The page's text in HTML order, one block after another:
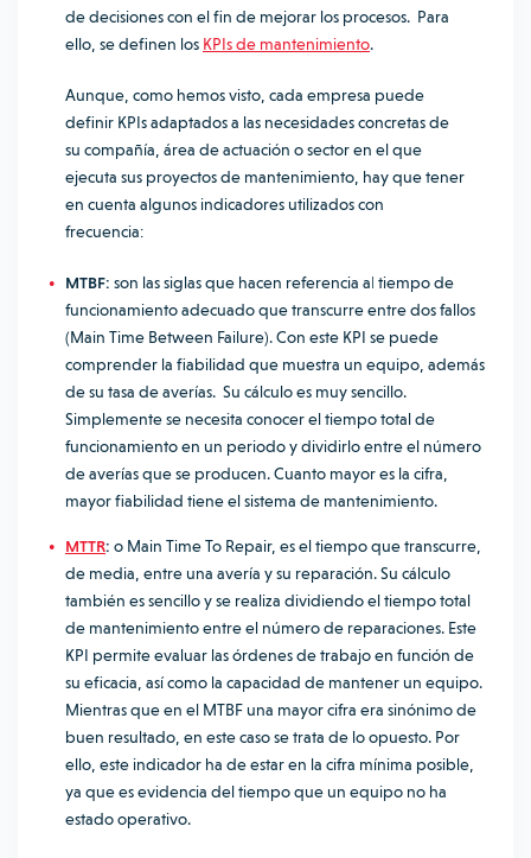
de decisiones con el fin de mejorar los procesos. Para
ello, se definen los KPIs de mantenimiento.
Aunque, como hemos visto, cada empresa puede
definir KPIs adaptados a las necesidades concretas de
su compañía, área de actuación o sector en el que
ejecuta sus proyectos de mantenimiento, hay que tener
en cuenta algunos indicadores utilizados con
frecuencia:
MTBF: son las siglas que hacen referencia al tiempo de
funcionamiento adecuado que transcurre entre dos fallos
(Main Time Between Failure).Con este KPI se puede
comprender la fiabilidad que muestra un equipo, además
de su tasa de averías. Su cálculo es muy sencillo.
Simplemente se necesita conocer el tiempo total de
funcionamiento en un periodo y dividirlo entre el número
de averías que se producen.Cuanto mayor es la cifra,
mayor fiabilidad tiene el sistema de mantenimiento.
MTTR: o Main Time To Repair, es el tiempo que transcurre,
de media, entre una avería y su reparación. Su cálculo
también es sencillo y se realiza dividiendo el tiempo total
de mantenimiento entre el número de reparaciones. Este
KPI permite evaluar las órdenes de trabajo en función de
su eficacia, así como la capacidad de mantener un equipo.
Mientras que en el MTBF una mayor cifra era sinónimo de
buen resultado, en este caso se trata de lo opuesto. Por
ello, este indicador ha de estar en la cifra mínima posible,
ya que es evidencia del tiempo que un equipo no ha
estado operativo.